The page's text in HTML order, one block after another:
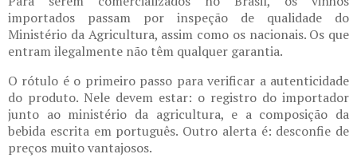
importados passam por inspeção de qualidade do
Ministério da Agricultura, assim como os nacionais. Os que
entram ilegalmente não têm qualquer garantia.
O rótulo é o primeiro passo para verificar a autenticidade
do produto. Nele devem estar: o registro do importador
junto ao ministério da agricultura, e a composição da
bebida escrita em português. Outro alerta é: desconfie de
preços muito vantajosos.